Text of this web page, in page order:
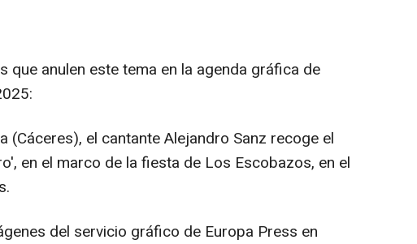
que anulen este tema en la agenda gráfica de
(Cáceres), el cantante Alejandro Sanz recoge el
en el marco de la fiesta de Los Escobazos, en el
del servicio gráfico de Europa Press en